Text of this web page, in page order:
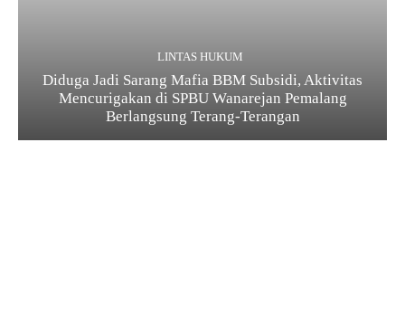
LINTAS HUKUM
Diduga Jadi Sarang Mafia BBM Subsidi, Aktivitas
Mencurigakan di SPBU Wanarejan Pemalang
Berlangsung Terang-Terangan